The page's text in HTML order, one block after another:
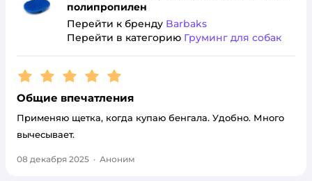
полипропилен
Перейти к бренду Barbaks
Перейти в категорию Груминг для собак
Рейтинг:5
Общие впечатления
Применяю щетка, когда купаю бенгала. Удобно. Много
вычесывает.
08 декабря 2025 · Аноним